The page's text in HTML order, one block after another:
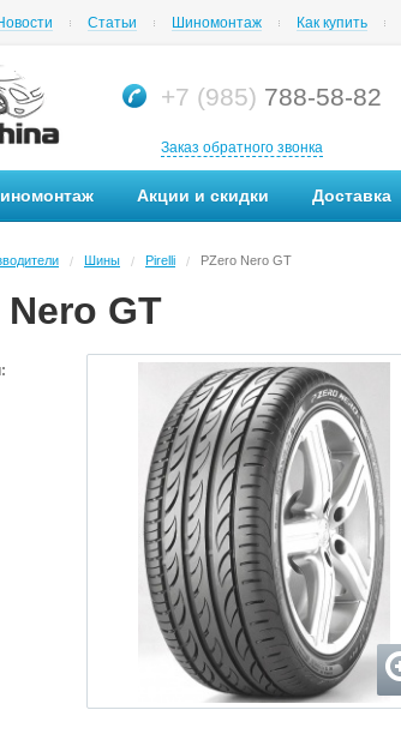
Статьи Шиномонтаж Как купить
+7 (985) 788-58-82
Заказ обратного звонка
Акции и скидки Доставка
/ Шины / Pirelli / PZero Nero GT
Nero GT